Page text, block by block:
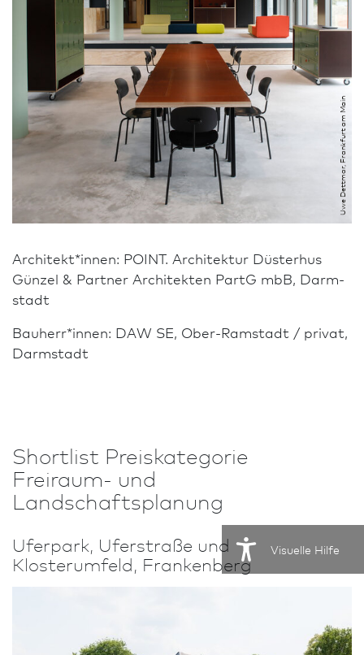
Uwe Dettmar, Frank­furt am Main
Architekt*innen: POINT. Archi­tektur Düsterhus
Günzel & Partner Architekten PartG mbB, Darm­
stadt
Bauherr*innen: DAW SE, Ober-Ramstadt / privat,
Darm­stadt
Shortlist Preiskategorie
Freiraum- und
Landschaftsplanung
Uferpark, Uferstraße und
Klosterumfeld, Frankenberg
Visuelle Hilfe